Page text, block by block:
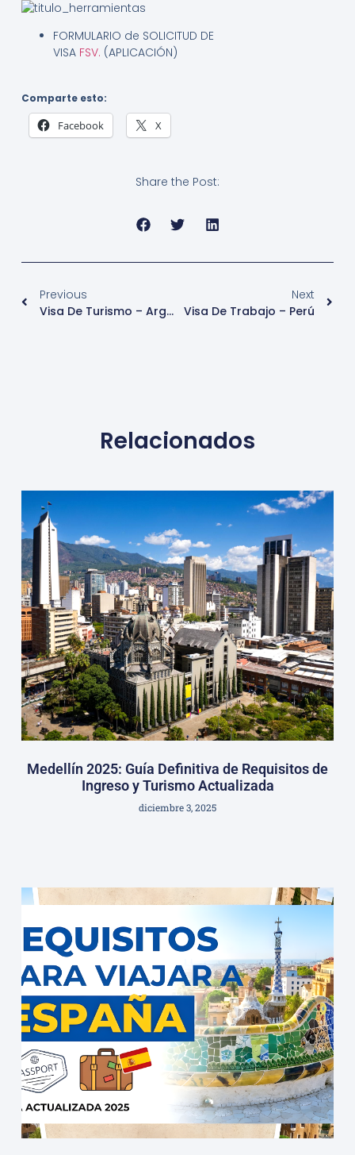
FORMULARIO de SOLICITUD DE
VISA FSV. (APLICACIÓN)
Comparte esto:
Facebook X
Share the Post:
Previous
Visa De Turismo – Argentina
Next
Visa De Trabajo – Perú
Relacionados
Medellín 2025: Guía Definitiva de Requisitos de
Ingreso y Turismo Actualizada
diciembre 3, 2025